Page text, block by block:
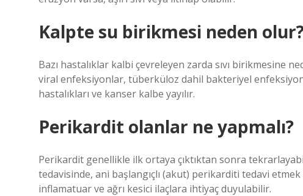
Kalpte su birikmesi neden
Bazı hastalıklar kalbi çevreleyen zarda sıvı birikmesine
viral enfeksiyonlar, tüberküloz dahil bakteriyel
hastalıkları ve kanser kalbe yayılır.
Perikardit olanlar ne yapmalı?
Perikardit genellikle ilk ortaya çıktıktan sonra
tedavisinde, ani başlangıçlı (akut) perikarditi tedavi
inflamatuar ve ağrı kesici ilaçlara ihtiyaç duyulabilir.